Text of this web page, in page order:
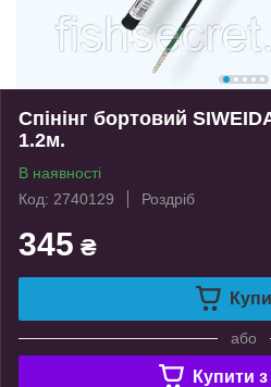
Спінінг бортовий
1.2м.
В наявності
Код: 2740129
Роздріб
345 ₴
або
Купити з